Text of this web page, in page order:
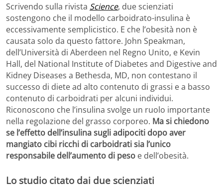
Scrivendo sulla rivista Science, due scienziati
sostengono che il modello carboidrato-insulina è
eccessivamente semplicistico. E che l’obesità non è
causata solo da questo fattore. John Speakman,
dell’Università di Aberdeen nel Regno Unito, e Kevin
Hall, del National Institute of Diabetes and Digestive and
Kidney Diseases a Bethesda, MD, non contestano il
successo di diete ad alto contenuto di grassi e a basso
contenuto di carboidrati per alcuni individui.
Riconoscono che l’insulina svolge un ruolo importante
nella regolazione del grasso corporeo. Ma si chiedono
se l’effetto dell’insulina sugli adipociti dopo aver
mangiato cibi ricchi di carboidrati sia l’unico
responsabile dell’aumento di peso e dell’obesità.
Lo studio citato dai due scienziati